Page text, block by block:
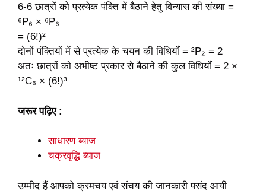
6-6 छात्रों को प्रत्येक पंक्ति में बैठाने हेतु विन्यास की संख्या =
⁶P₆ × ⁶P₆
= (6!)²
दोनों पंक्तियों में से प्रत्येक के चयन की विधियॉं = ²P₂ = 2
अतः छात्रों को अभीष्ट प्रकार से बैठाने की कुल विधियॉं = 2 ×
¹²C₆ × (6!)³
जरूर पढ़िए :
साधारण ब्याज
चक्रवृद्धि ब्याज
उम्मीद हैं आपको क्रमचय एवं संचय की जानकारी पसंद आयी